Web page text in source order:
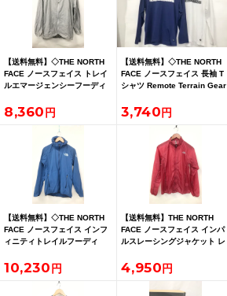
【送料無料】◇THE NORTH
FACE ノースフェイス トレイ
ルエマージェンシーフーディ
ズS
8,360
【送料無料】◇THE NORTH
FACE ノースフェイス 長袖 T
シャツ Remote Terrain Gear
3,740
【送料無料】◇THE NORTH
FACE ノースフェイス インフ
ィニティトレイルフーディ
ス パーカー
10,230
【送料無料】THE NORTH
FACE ノースフェイス インパ
ルスレーシングジャケット レ
用ウインドジャケット L
4,950